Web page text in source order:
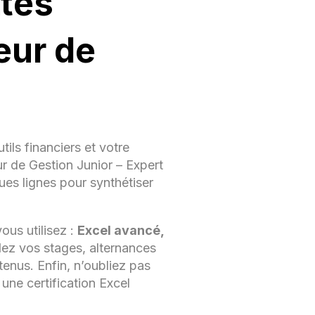
de
financiers et votre
de Gestion Junior – Expert
lignes pour synthétiser
utilisez : Excel avancé,
vos stages, alternances
Enfin, n’oubliez pas
certification Excel